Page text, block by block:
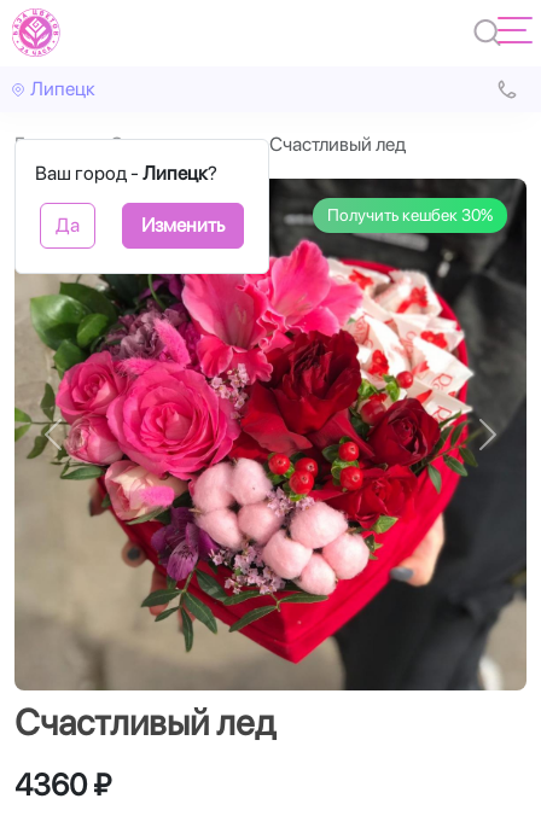
Липецк
Ваш город - Липецк?
Да Изменить
Главная Cо сладостями Счастливый лед
Получить кешбек 30%
Назад
Счастливый лед
4360 ₽